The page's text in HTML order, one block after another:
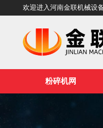
欢迎进入河南金联机械设
粉碎机网